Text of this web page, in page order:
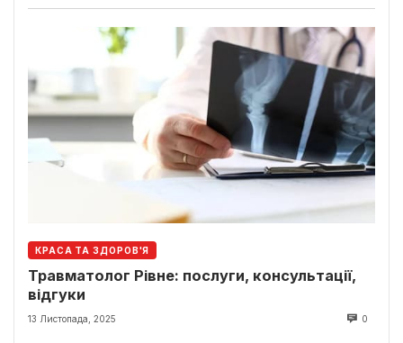
КРАСА ТА ЗДОРОВ'Я
Травматолог Рівне: послуги, консультації,
відгуки
13 Листопада, 2025 0